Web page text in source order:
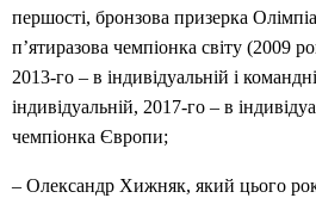
першості, бронзова призерка
п’ятиразова чемпіонка світу (2009
2013-го – в індивідуальній і
індивідуальній, 2017-го – в
чемпіонка Європи;
– Олександр Хижняк, який цього